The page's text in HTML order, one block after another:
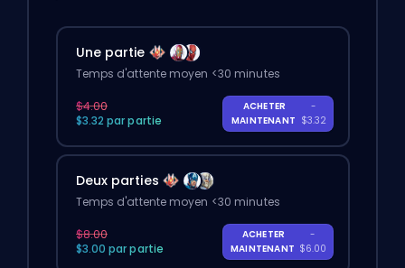
Une partie
Temps d'attente moyen <30 minutes
$4.00
$3.32 par partie
ACHETER
MAINTENANT
-
$3.32
Deux parties
Temps d'attente moyen <30 minutes
$8.00
$3.00 par partie
ACHETER
MAINTENANT
-
$6.00